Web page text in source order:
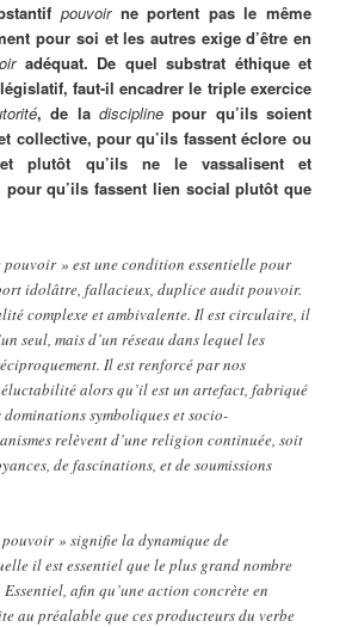
pouvoirne portent pas le même
pour soi et les autres exige d’être en
adéquat. De quel substrat éthique et
faut-il encadrer le triple exercice
, de la discipline pour qu’ils soient
collective, pour qu’ils fassent éclore ou
plutôt qu’ils ne le vassalisent et
pour qu’ils fassent lien social plutôt que
» est une condition essentielle pour
idolâtre, fallacieux, duplice audit pouvoir.
complexe et ambivalente. Il est circulaire, il
seul, mais d’un réseau dans lequel les
Il est renforcé par nos
alors qu’il est un artefact, fabriqué
symboliques et socio-
relèvent d’une religion continuée, soit
de fascinations, et de soumissions
pouvoir » signifie la dynamique de
il est essentiel que le plus grand nombre
afin qu’une action concrète en
au préalable que ces producteurs du verbe